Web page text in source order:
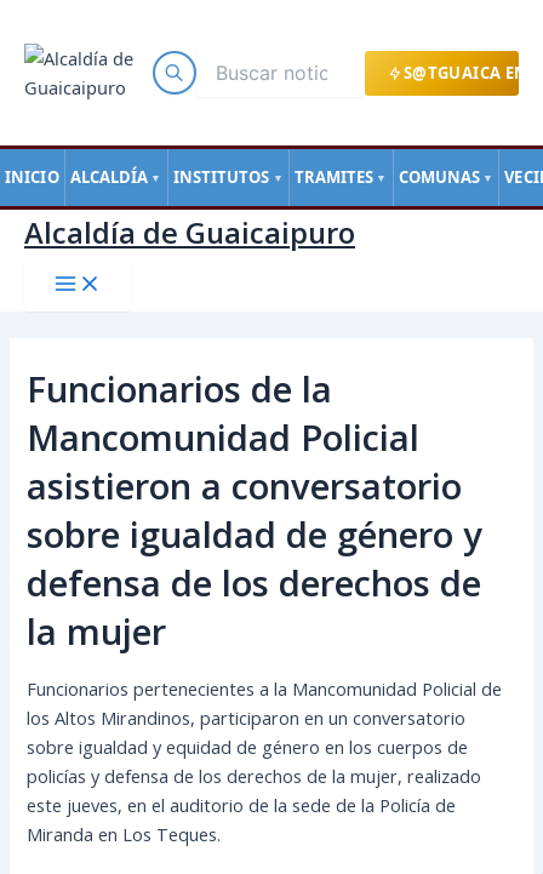
S@TGUAICA EN
INICIO ALCALDÍA ▼ INSTITUTOS ▼ TRAMITES ▼ COMUNAS ▼
contenido
Alcaldía de Guaicaipuro
Funcionarios de la
Mancomunidad Policial
asistieron a conversatorio
sobre igualdad de género y
defensa de los derechos de
la mujer
Funcionarios pertenecientes a la Mancomunidad Policial de
los Altos Mirandinos, participaron en un conversatorio
sobre igualdad y equidad de género en los cuerpos de
policías y defensa de los derechos de la mujer, realizado
este jueves, en el auditorio de la sede de la Policía de
Miranda en Los Teques.
de
entradas